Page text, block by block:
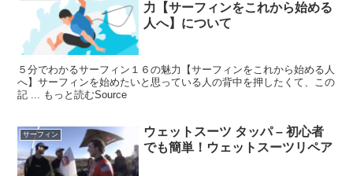
力【サーフィンをこれから始める
人へ】について
５分でわかるサーフィン１６の魅力【サーフィンをこれから始める人
へ】サーフィンを始めたいと思っている人の背中を押したくて、この
記 ... もっと読むSource
サーフィン
ウェットスーツ タッパ – 初心者
でも簡単！ウェットスーツリペア